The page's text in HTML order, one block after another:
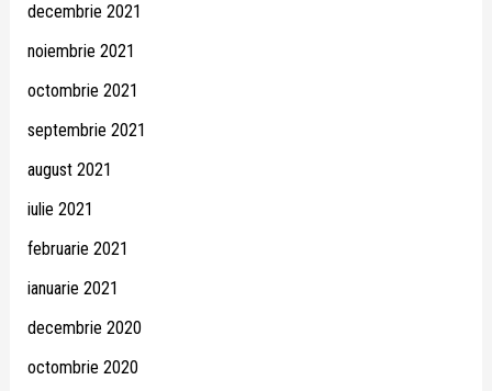
decembrie 2021
noiembrie 2021
octombrie 2021
septembrie 2021
august 2021
iulie 2021
februarie 2021
ianuarie 2021
decembrie 2020
octombrie 2020